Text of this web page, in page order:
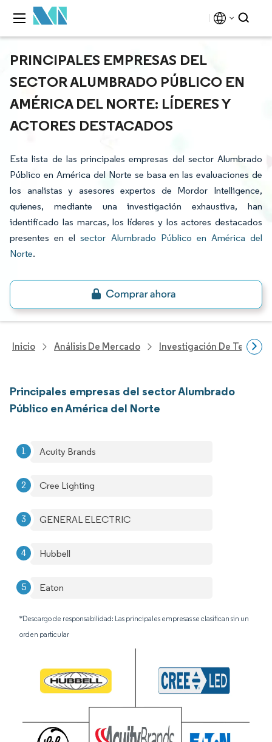
PRINCIPALES EMPRESAS DEL
SECTOR ALUMBRADO PÚBLICO EN
AMÉRICA DEL NORTE: LÍDERES Y
ACTORES DESTACADOS
Esta lista de las principales empresas del sector Alumbrado
Público en América del Norte se basa en las evaluaciones de
los analistas y asesores expertos de Mordor Intelligence,
quienes, mediante una investigación exhaustiva, han
identificado las marcas, los líderes y los actores destacados
presentes en elsector Alumbrado Público en América del
Norte.
Inicio Análisis De Mercado Investigación De
Principales empresas del sector Alumbrado
Público en América del Norte
Acuity Brands
Cree Lighting
GENERAL ELECTRIC
Hubbell
Eaton
*Descargo de responsabilidad: Las principales empresas se clasifican sin un
orden particular